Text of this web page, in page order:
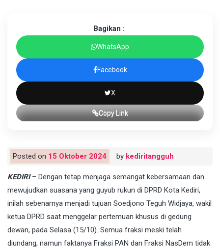
Bagikan :
WhatsApp
Facebook
X
Copy Link
Posted on 15 Oktober 2024 by kediritangguh
KEDIRI– Dengan tetap menjaga semangat kebersamaan dan
mewujudkan suasana yang guyub rukun di DPRD Kota Kediri,
inilah sebenarnya menjadi tujuan Soedjono Teguh Widjaya, wakil
ketua DPRD saat menggelar pertemuan khusus di gedung
dewan, pada Selasa (15/10). Semua fraksi meski telah
diundang, namun faktanya Fraksi PAN dan Fraksi NasDem tidak